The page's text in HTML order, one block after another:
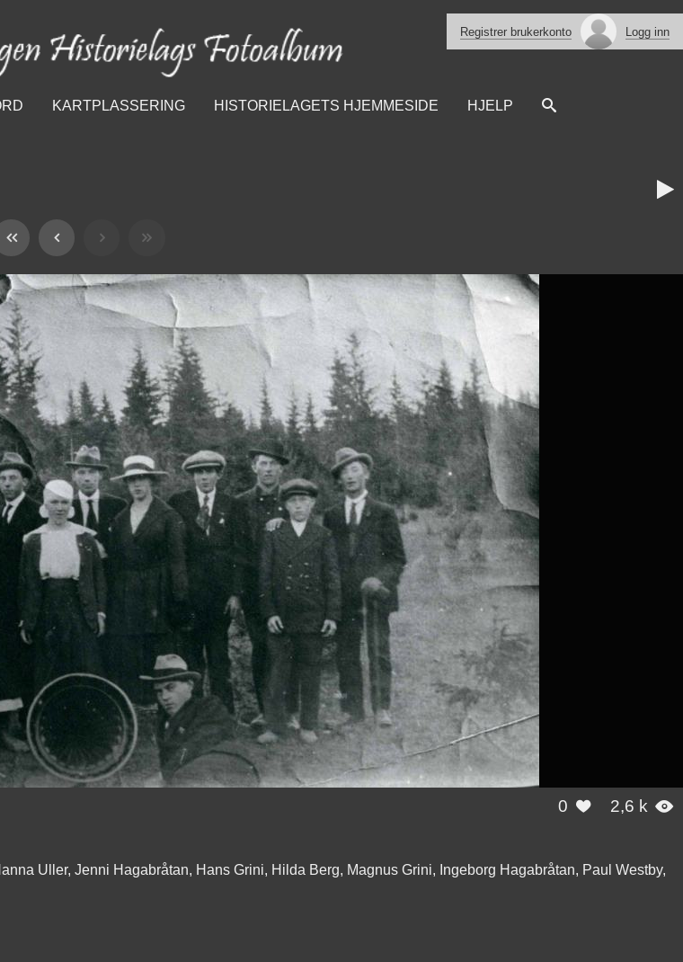
Registrer brukerkonto Logg inn
KARTPLASSERING HISTORIELAGETS HJEMMESIDE HJELP

0  2,6 k 
Uller, Jenni Hagabråtan, Hans Grini, Hilda Berg, Magnus Grini, Ingeborg Hagabråtan, Paul Westby,